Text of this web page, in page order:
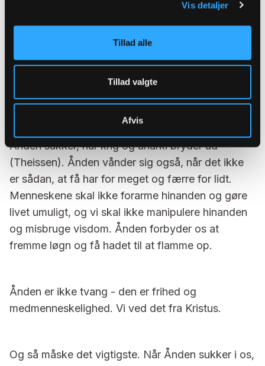
Vis detaljer
Tillad alle
Tillad valgte
Afvis
Politik, vores fælles drøftelse af de fælles
anliggender, er også en del af Åndens virken i
Ånden sukker, når krig og anarki bryder ud
(Theissen). Ånden vånder sig også, når det ikke
er sådan, at få har for meget og færre for lidt.
Menneskene skal ikke forarme hinanden og gøre
livet umuligt, og vi skal ikke manipulere hinanden
og misbruge visdom. Ånden forbyder os at
fremme løgn og få hadet til at flamme op.
Ånden er ikke tvang - den er frihed og
medmenneskelighed. Vi ved det fra Kristus.
Og så måske det vigtigste. Når Ånden sukker i os,